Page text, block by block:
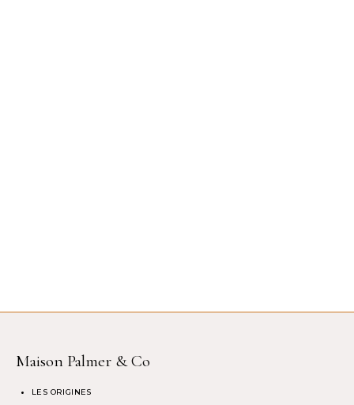
Maison Palmer & Co
LES ORIGINES